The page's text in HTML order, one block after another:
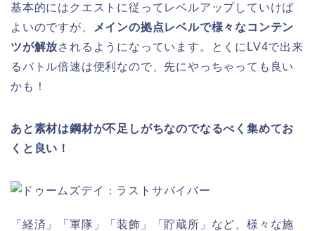
基本的にはクエストに従ってレベルアップしていけば
よいのですが、
メインの拠点レベルで様々なコンテン
ツが解放されるようになっています。とくにLV4で出来
るバトル倍速は便利なので、先にやっちゃっても良い
かも！
あと素材は鋼材が不足しがちなのでなるべく集めてお
くと良い！
「経済」「軍隊」「装飾」「貯蔵所」など、様々な施